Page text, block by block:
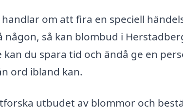
om att fira en speciell
någon, så kan blombud i
du spara tid och ändå ge en
ord ibland kan.
utbudet av blommor och